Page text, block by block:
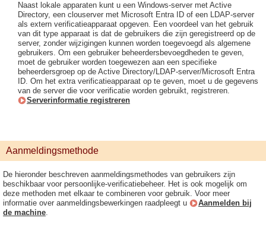
Naast lokale apparaten kunt u een Windows-server met Active
Directory, een clouserver met Microsoft Entra ID of een LDAP-server
als extern verificatieapparaat opgeven. Een voordeel van het gebruik
van dit type apparaat is dat de gebruikers die zijn geregistreerd op de
server, zonder wijzigingen kunnen worden toegevoegd als algemene
gebruikers. Om een gebruiker beheerdersbevoegdheden te geven,
moet de gebruiker worden toegewezen aan een specifieke
beheerdersgroep op de Active Directory/LDAP-server/Microsoft Entra
ID. Om het extra verificatieapparaat op te geven, moet u de gegevens
van de server die voor verificatie worden gebruikt, registreren.
Serverinformatie registreren
Aanmeldingsmethode
De hieronder beschreven aanmeldingsmethodes van gebruikers zijn
beschikbaar voor persoonlijke-verificatiebeheer. Het is ook mogelijk om
deze methoden met elkaar te combineren voor gebruik. Voor meer
informatie over aanmeldingsbewerkingen raadpleegt u
Aanmelden bij
de machine.